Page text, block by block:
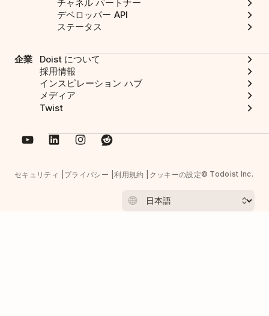
チャネル パートナー
デベロッパー API
ステータス
企業
Doist について
採用情報
インスピレーション ハブ
メディア
Twist
セキュリティ プライバシー 利用規約 クッキーの設定© Todoist Inc.